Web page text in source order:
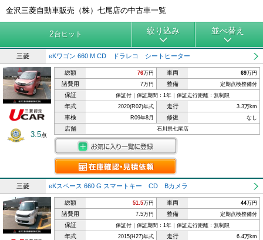
金沢三菱自動車販売（株）七尾店の中古車一覧
2台ヒット 絞り込み 並べ替え
三菱 eKワゴン 660 M CD ドラレコ シートヒーター
3.5点
総額 76万円 車両 69万円
諸費用 7万円 整備 定期点検整備付
保証 保証付｜保証期間：1年｜保証走行距離：無制限
年式 2020(R02)年式 走行 3.3万km
車検 R09年8月 修復 なし
店舗 石川県七尾店
三菱 eKスペース 660 G スマートキー CD Bカメラ
総額 51.5万円 車両 44万円
諸費用 7.5万円 整備 定期点検整備付
保証 保証付｜保証期間：1年｜保証走行距離：無制限
年式 2015(H27)年式 走行 6.4万km